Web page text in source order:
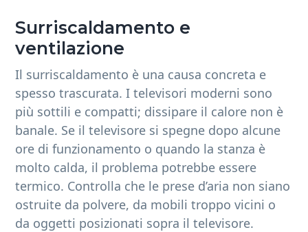
Surriscaldamento e
ventilazione
Il surriscaldamento è una causa concreta e
spesso trascurata. I televisori moderni sono
più sottili e compatti; dissipare il calore non è
banale. Se il televisore si spegne dopo alcune
ore di funzionamento o quando la stanza è
molto calda, il problema potrebbe essere
termico. Controlla che le prese d’aria non siano
ostruite da polvere, da mobili troppo vicini o
da oggetti posizionati sopra il televisore.